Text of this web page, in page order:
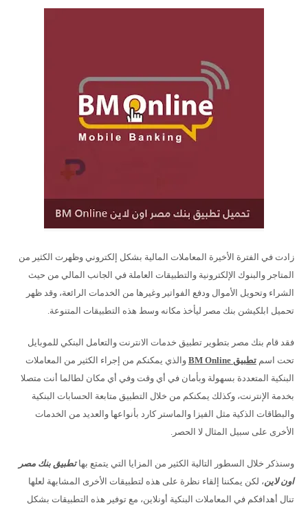
زادت في الفترة الأخيرة المعاملات المالية بشكل إلكتروني وظهرت الكثير من
المتاجر والبنوك الإلكترونية والتطبيقات العاملة في الجانب المالي من حيث
الشراء وتحويل الأموال ودفع الفواتير وغيرها من الخدمات الرائعة، وقد ظهر
تحميل ابلكيشن بنك مصر ليأخذ مكانه وسط هذه التطبيقات المتنوعة.
فقد قام بنك مصر بتطوير تطبيق خدمات الانترنت والتعامل البنكي للموبايل
تحت اسم تطبيق BM Online
والذي يمكنكم من إجراء الكثير من المعاملات
البنكية المتعددة بسهولة وبأمان في أي وقت وفي أي مكان لطالما أنت متصلا
بخدمة الإنترنت، وكذلك يمكنكم من خلال التطبيق متابعة الحسابات البنكية
والبطاقات الذكية مثل الفيزا والماستر كارد بأنواعها والعديد من الخدمات
الأخرى على سبيل المثال لا الحصر.
وسنذكر خلال السطور التالية الكثير من المزايا التي يتمتع بهاتطبيق بنك مصر
اون لاين، لكن يمكننا إلقاء نظرة على هذه لتطبيقات الأخرى المشابهة لعلها
تنال أهدافكم في المعاملات البنكية أونلاين، مع توفير هذه التطبيقات بشكل